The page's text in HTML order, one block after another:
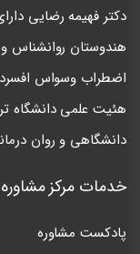
دكتر فهيمه رضايی
هندوستان روانشناس و
اضطراب وسواس
دانشگاهی و روان
خدمات مرکز مشاوره
پادکست مشاوره